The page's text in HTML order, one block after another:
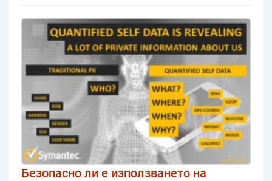
Безопасно ли е използването на